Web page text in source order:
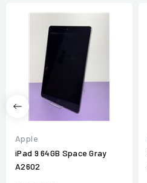
Apple
iPad 9 64GB Space Gray
A2602